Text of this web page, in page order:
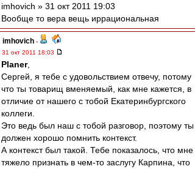
imhovich » 31 окт 2011 19:03
Вообще то вера вещь иррациональная
imhovich -
31 окт 2011 18:03
Planer,
Сергей, я тебе с удовольствием отвечу, потому
что ты товарищ вменяемый, как мне кажется, в
отличие от нашего с тобой Екатеринбургского
коллеги.
Это ведь был наш с тобой разговор, поэтому ты
должен хорошо помнить контекст.
А контекст был такой. Тебе показалось, что мне
тяжело признать в чем-то заслугу Карпина, что